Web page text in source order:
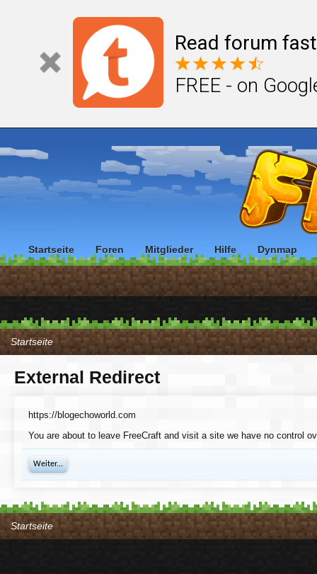
Read forum
FREE - on
Startseite
External Redirect
https://blogechoworld.com
You are about to leave FreeCraft and visit a site we have no control
Weiter...
Startseite
Startseite Foren Mitglieder Hilfe Dynmap